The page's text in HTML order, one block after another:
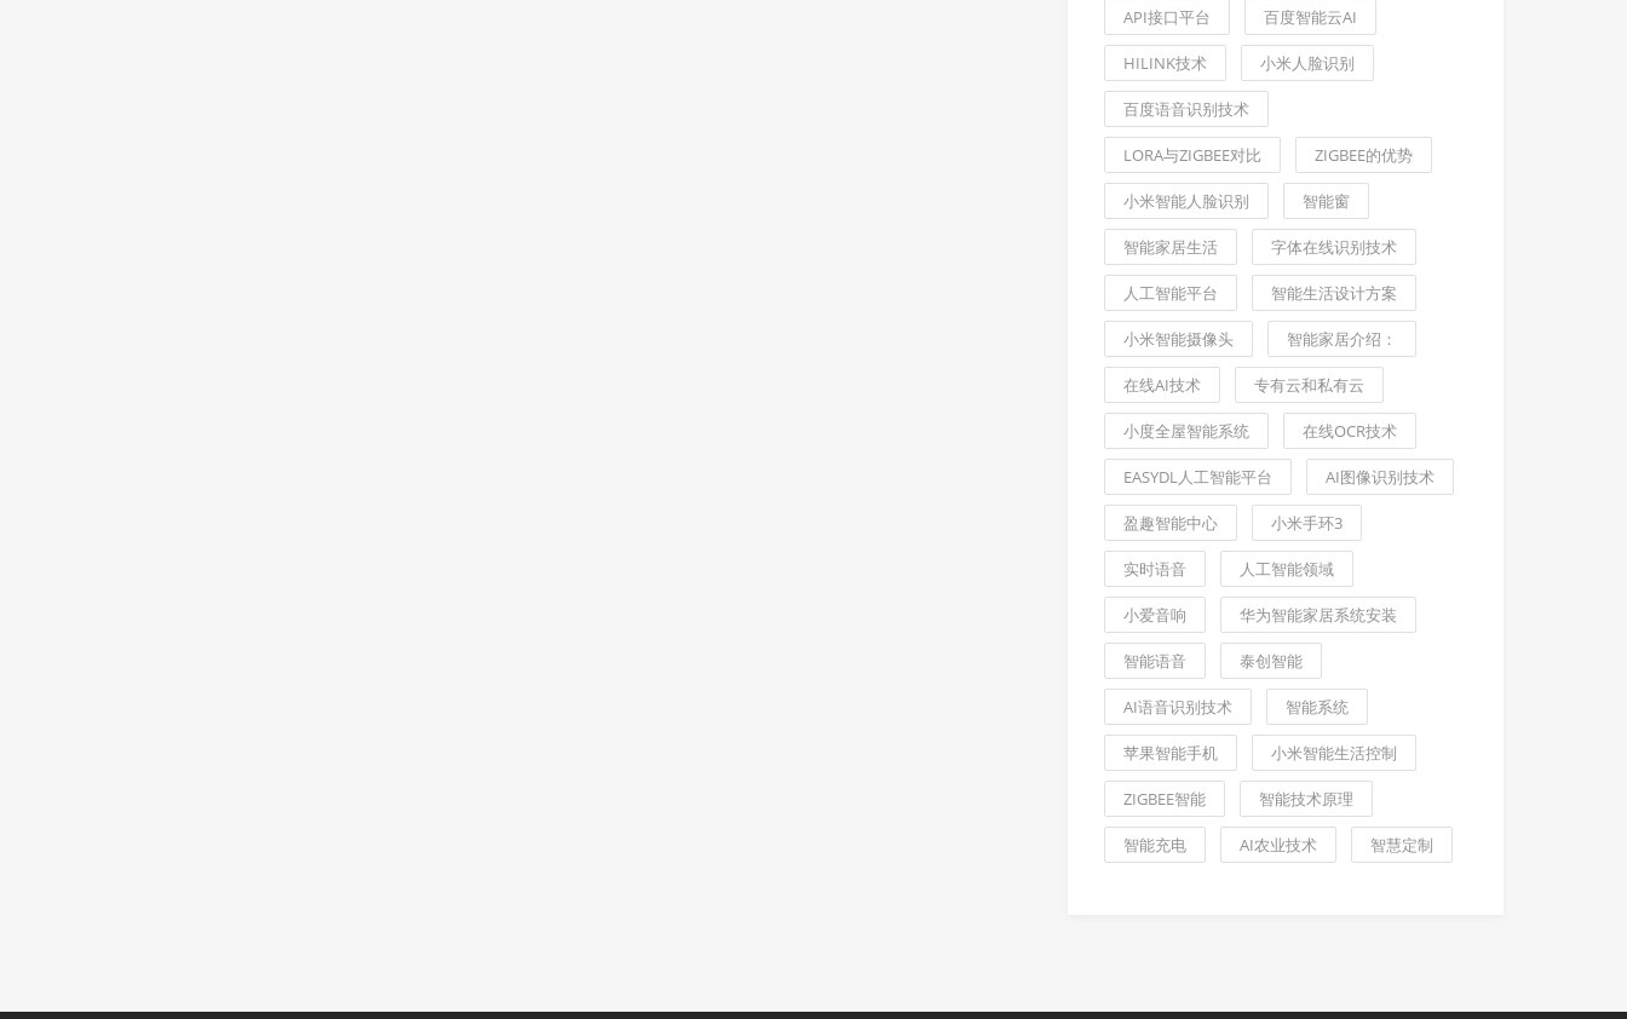
API接口平台 百度智能云AI
HILINK技术 小米人脸识别
百度语音识别技术
LORA与ZIGBEE对比 ZIGBEE的优势
小米智能人脸识别 智能窗
智能家居生活 字体在线识别技术
人工智能平台 智能生活设计方案
小米智能摄像头 智能家居介绍：
在线AI技术 专有云和私有云
小度全屋智能系统 在线OCR技术
EASYDL人工智能平台 AI图像识别技术
盈趣智能中心 小米手环3
实时语音 人工智能领域
小爱音响 华为智能家居系统安装
智能语音 泰创智能
AI语音识别技术 智能系统
苹果智能手机 小米智能生活控制
ZIGBEE智能 智能技术原理
智能充电 AI农业技术 智慧定制